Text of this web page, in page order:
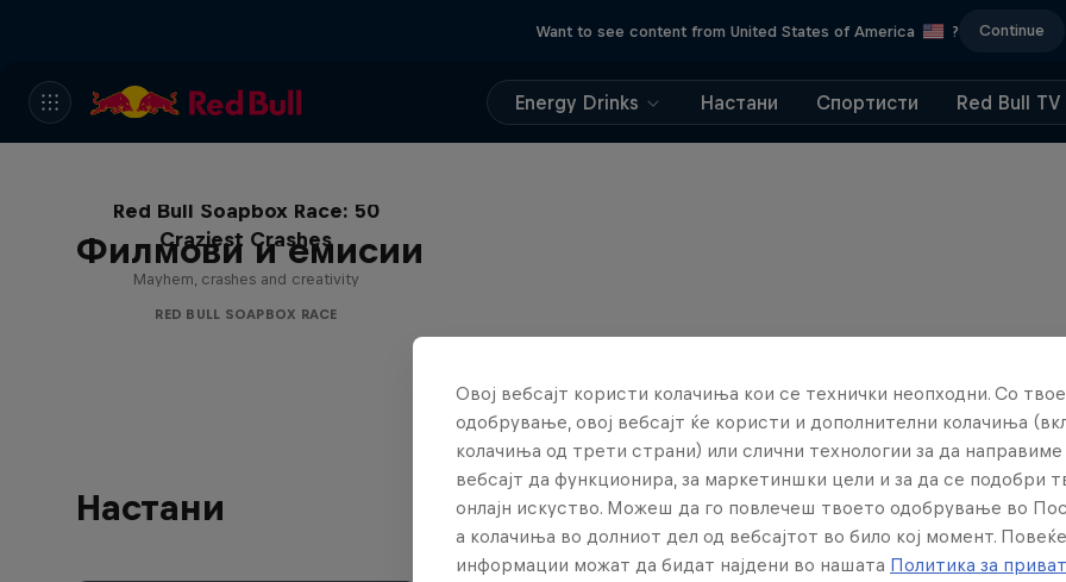
Want to see content from United States of America ? Continue
Energy Drinks Настани Спортисти Red Bull TV
Филмови и емисии
Red Bull Soapbox Race: 50
Craziest Crashes
Mayhem, crashes and creativity
RED BULL SOAPBOX RACE
Настани
Овој вебсајт користи колачиња кои се технички неопходни. Со твое
одобрување, овој вебсајт ќе користи и дополнителни колачиња
колачиња од трети страни) или слични технологии за да
вебсајт да функционира, за маркетиншки цели и за да се подобри
онлајн искуство. Можеш да го повлечеш твоето одобрување во
а колачиња во долниот дел од вебсајтот во било кој момент. Повеќе
информации можат да бидат најдени во нашата Политика за